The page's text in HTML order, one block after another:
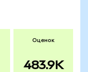
Оценок
483.9K